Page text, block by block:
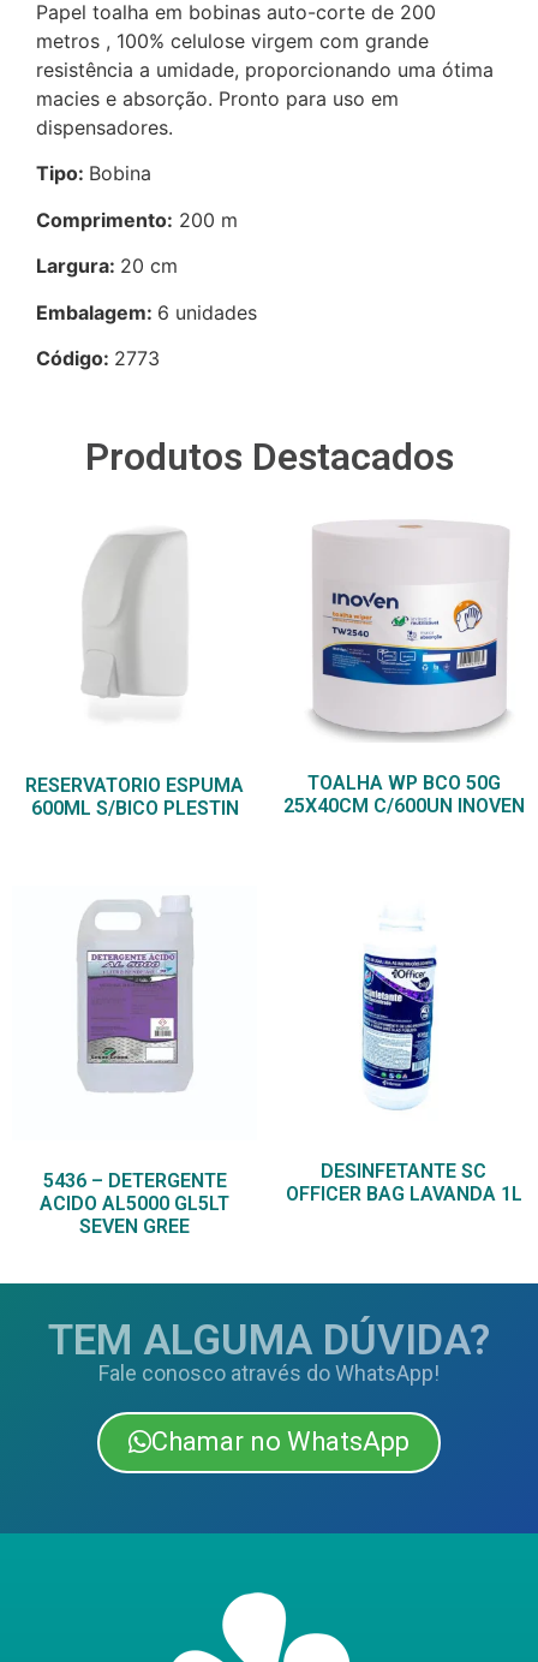
Papel toalha em bobinas auto-corte de 200
metros , 100% celulose virgem com grande
resistência a umidade, proporcionando uma ótima
macies e absorção. Pronto para uso em
dispensadores.
Tipo: Bobina
Comprimento: 200 m
Largura: 20 cm
Embalagem: 6 unidades
Código: 2773
Produtos Destacados
RESERVATORIO ESPUMA
600ML S/BICO PLESTIN
TOALHA WP BCO 50G
25X40CM C/600UN INOVEN
5436 – DETERGENTE
ACIDO AL5000 GL5LT
SEVEN GREE
DESINFETANTE SC
OFFICER BAG LAVANDA 1L
TEM ALGUMA DÚVIDA?
Fale conosco através do WhatsApp!
Chamar no WhatsApp